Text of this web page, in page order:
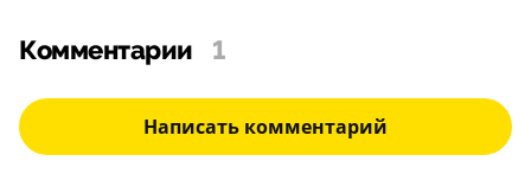
Комментарии 1
Написать комментарий